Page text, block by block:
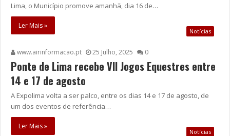
Lima, o Município promove amanhã, dia 16 de…
Ler Mais »
Notícias
www.airinformacao.pt 25 Julho, 2025 0
Ponte de Lima recebe VII Jogos Equestres entre
14 e 17 de agosto
A Expolima volta a ser palco, entre os dias 14 e 17 de agosto, de
um dos eventos de referência…
Ler Mais »
Notícias